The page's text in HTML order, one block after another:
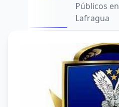
Públicos en
Lafragua